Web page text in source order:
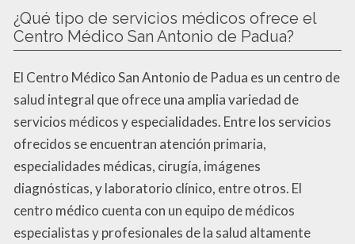
¿Qué tipo de servicios médicos ofrece el
Centro Médico San Antonio de Padua?
El Centro Médico San Antonio de Padua es un centro de
salud integral que ofrece una amplia variedad de
servicios médicos y especialidades. Entre los servicios
ofrecidos se encuentran atención primaria,
especialidades médicas, cirugía, imágenes
diagnósticas, y laboratorio clínico, entre otros. El
centro médico cuenta con un equipo de médicos
especialistas y profesionales de la salud altamente